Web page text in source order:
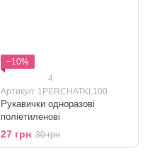
−10%
4
Артикул: 1PERCHATKI.100
Рукавички одноразові
поліетиленові
27 грн 30 грн